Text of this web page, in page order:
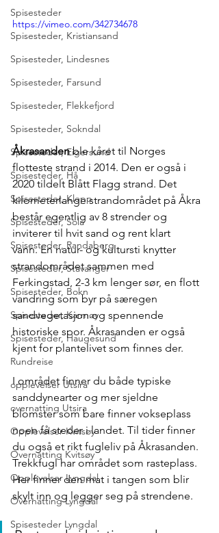
Spisesteder
Spisesteder, Kristiansand
Spisesteder, Lindesnes
Spisesteder, Farsund
Spisesteder, Flekkefjord
Spisesteder, Sokndal
Spisesteder, Eigersund
Spisesteder, Hå
Spisesteder, Klepp
Spisesteder, Sola
Spisesteder, Randaberg
Spisesteder, Stavanger
Spisesteder, Bokn
Spisesteder, Karmøy
Spisesteder, Haugesund
Rundreise
opplevelser Utsira
overnatting Utsira
Opplevelser Kvitsøy
Overnatting Kvitsøy
Opplevelser Lyngdal
Overnatting Lyngdal
Spisesteder Lyngdal
https://vimeo.com/342734678
Åkrasanden ble kåret til Norges
flotteste strand i 2014. Den er også i
2020 tildelt Blått Flagg strand. Det
kilometerlange strandområdet på Åkra
består egentlig av 8 strender og
inviterer til hvit sand og rent klart
vann. En natur- og kultursti knytter
strandområdet sammen med
Ferkingstad, 2-3 km lenger sør, en flott
vandring som byr på særegen
sandvegetasjon og spennende
historiske spor. Åkrasanden er også
kjent for plantelivet som finnes der.
I området finner du både typiske
sanddynearter og mer sjeldne
blomster som bare finner vokseplass
noen få steder i landet. Til tider finner
du også et rikt fugleliv på Åkrasanden.
Trekkfugl har området som rasteplass.
Her finner den mat i tangen som blir
skylt inn og legger seg på strendene.